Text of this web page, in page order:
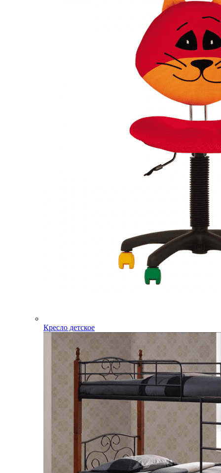
Кресло детское